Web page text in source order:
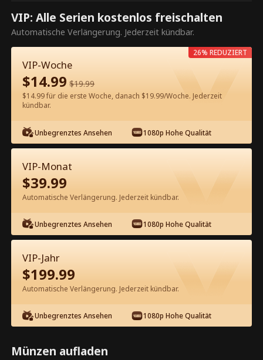
Dies ist eine kostenpflichtige
Episode. Bitte entsperren, um
weiterzusehen.
60Jetzt entsperren
Kostenlos in der App ansehen
Episode 29 - Die Erbin ist wild für
Liebe Kompletter Film
1-50 51-77
29 30 32 33
VIP: Alle Serien kostenlos freischalten
Automatische Verlängerung. Jederzeit kündbar.
VIP-Woche
$14.99 $19.99
$14.99 für die erste Woche, danach $19.99/Woche. Jederzeit
kündbar.
Unbegrenztes Ansehen 1080p Hohe Qualität
26% REDUZIERT
VIP-Monat
$39.99
Automatische Verlängerung. Jederzeit kündbar.
Unbegrenztes Ansehen 1080p Hohe Qualität
VIP-Jahr
$199.99
Automatische Verlängerung. Jederzeit kündbar.
Unbegrenztes Ansehen 1080p Hohe Qualität
Münzen aufladen